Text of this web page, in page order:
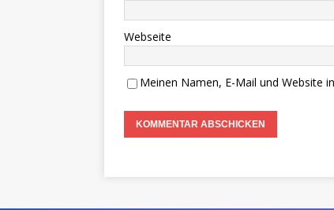
Webseite
Meinen Namen, E-Mail und Website